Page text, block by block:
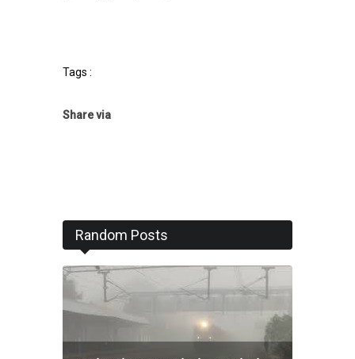
Tags :
Share via
Random Posts